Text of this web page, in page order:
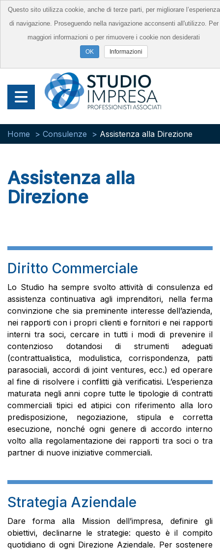
Home Consulenze Assistenza alla Direzione
Assistenza alla
Direzione
Diritto Commerciale
Lo Studio ha sempre svolto attività di consulenza ed
assistenza continuativa agli imprenditori, nella ferma
convinzione che sia preminente interesse dell’azienda,
nei rapporti con i propri clienti e fornitori e nei rapporti
interni tra soci, cercare in tutti i modi di prevenire il
contenzioso dotandosi di strumenti adeguati
(contrattualistica, modulistica, corrispondenza, patti
parasociali, accordi di joint ventures, ecc.) ed operare
al fine di risolvere i conflitti già verificatisi. L’esperienza
maturata negli anni copre tutte le tipologie di contratti
commerciali tipici ed atipici con riferimento alla loro
predisposizione, negoziazione, stipula e corretta
esecuzione, nonché ogni genere di accordo interno
volto alla regolamentazione dei rapporti tra soci o tra
partner di nuove iniziative commerciali.
Strategia Aziendale
Dare forma alla Mission dell’impresa, definire gli
obiettivi, declinarne le strategie: questo è il compito
quotidiano di ogni Direzione Aziendale. Per sostenere
Questo sito utilizza cookie, anche di terze parti, per migliorare l’esperienza
di navigazione. Proseguendo nella navigazione acconsenti all'utilizzo. Per
maggiori informazioni o per rimuovere i cookie non desiderati
Informazioni